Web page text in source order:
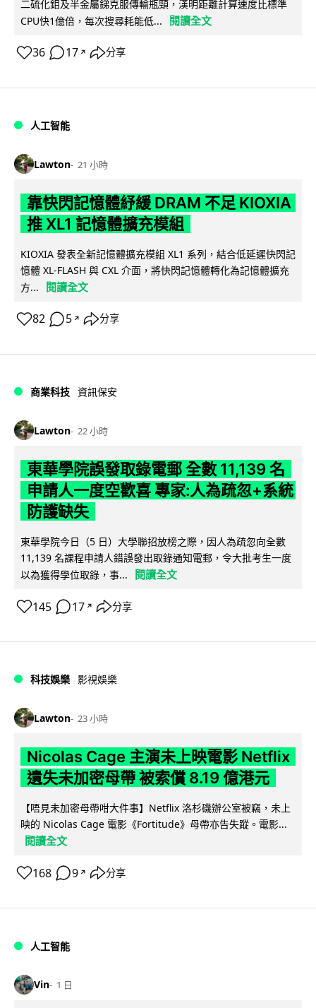
二硫化鉬及半金屬銻克服傳輸瓶頸，漢明距離計算速度比標準
CPU快1億倍，每次搜尋耗能低...
閱讀全文
36 17 ↗ 分享
人工智能
Lawton 21 小時
靠快閃記憶體紓緩 DRAM 不足 KIOXIA
推 XL1 記憶體擴充模組
KIOXIA 發表全新記憶體擴充模組 XL1 系列，結合低延遲快閃記
憶體 XL-FLASH 與 CXL 介面，將快閃記憶體轉化為記憶體擴充
方...
閱讀全文
82 5 ↗ 分享
商業科技 資訊保安
Lawton 22 小時
東華學院誤發取錄電郵 全數 11,139 名
申請人一度空歡喜 專家:人為疏忽+系統
防護缺失
東華學院今日（5 日）大學聯招放榜之際，因人為疏忽向全數
11,139 名課程申請人錯誤發出取錄通知電郵，令大批考生一度
以為獲得學位取錄，事...
閱讀全文
145 17 ↗ 分享
科技娛樂 影視娛樂
Lawton 23 小時
Nicolas Cage 主演未上映電影 Netflix
遺失未加密母帶 被索償 8.19 億港元
【唔見未加密母帶咁大件事】Netflix 洛杉磯辦公室被竊，未上
映的 Nicolas Cage 電影《Fortitude》母帶亦告失蹤。電影...
閱讀全文
168 9 ↗ 分享
人工智能
Vin 1 日